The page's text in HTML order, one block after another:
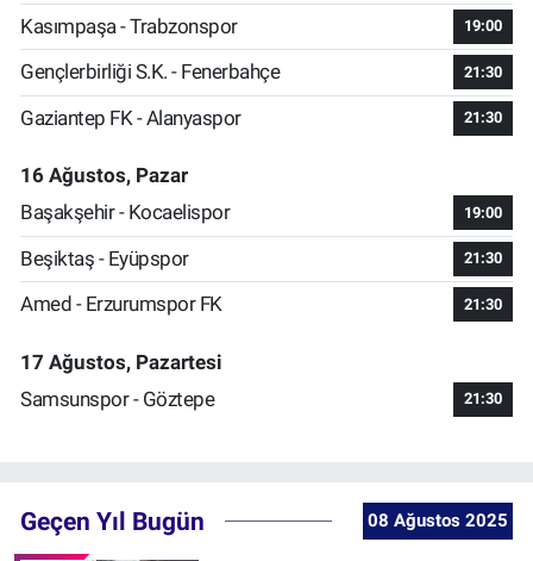
Kasımpaşa - Trabzonspor 19:00
Gençlerbirliği S.K. - Fenerbahçe 21:30
Gaziantep FK - Alanyaspor 21:30
16 Ağustos, Pazar
Başakşehir - Kocaelispor
19:00
Beşiktaş - Eyüpspor 21:30
Amed - Erzurumspor FK 21:30
17 Ağustos, Pazartesi
Samsunspor - Göztepe
21:30
Geçen Yıl Bugün 08 Ağustos 2025